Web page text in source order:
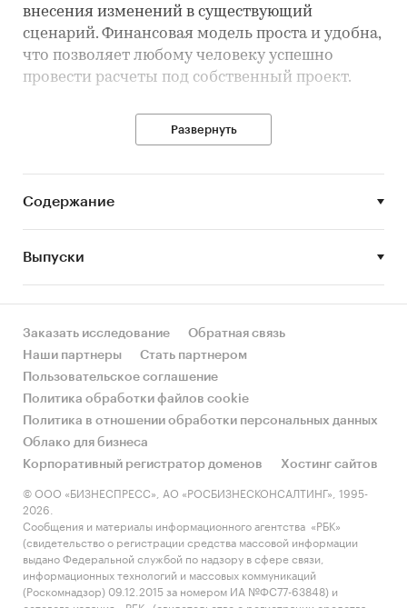
внесения изменений в существующий
сценарий. Финансовая модель проста и удобна,
что позволяет любому человеку успешно
провести расчеты под собственный проект.
Резюмепроекта
Рассматриваемый в данном бизнес-плане
эксплуатацию современного предприятия для
предоставления услуг химчистки-прачечной
на рынке услуг города Горячий Ключ
Краснодарского края и близлежащего
побережья.
Целевая аудитория проекта
потребителей, на который будет
ориентироваться деятельность химчистки,
выбраны люди от ***** до ***** лет, имеющие
уровень дохода от ***** руб. в месяц и
пользующиеся услуги химической чистки
одежды ***** раза в год, а также услугами
Развернуть
Содержание
Выпуски
Заказать исследование
Обратная связь
Наши партнеры
Стать партнером
Пользовательское соглашение
Политика обработки файлов cookie
Политика в отношении обработки персональных данных
Облако для бизнеса
Корпоративный регистратор доменов
Хостинг сайтов
© ООО «БИЗНЕСПРЕСС», АО «РОСБИЗНЕСКОНСАЛТИНГ», 1995-
2026.
Сообщения и материалы информационного агентства «РБК»
(свидетельство о регистрации средства массовой информации
выдано Федеральной службой по надзору в сфере связи,
информационных технологий и массовых коммуникаций
(Роскомнадзор) 09.12.2015 за номером ИА №ФС77-63848) и